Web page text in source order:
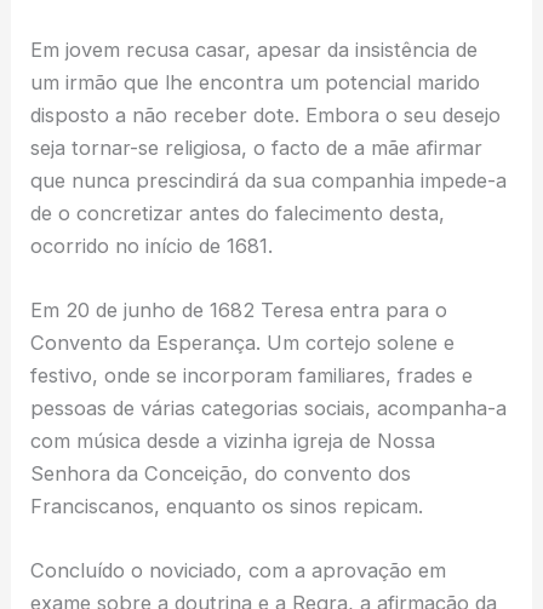
Em jovem recusa casar, apesar da insistência de
um irmão que lhe encontra um potencial marido
disposto a não receber dote. Embora o seu desejo
seja tornar-se religiosa, o facto de a mãe afirmar
que nunca prescindirá da sua companhia impede-a
de o concretizar antes do falecimento desta,
ocorrido no início de 1681.
Em 20 de junho de 1682 Teresa entra para o
Convento da Esperança. Um cortejo solene e
festivo, onde se incorporam familiares, frades e
pessoas de várias categorias sociais, acompanha-a
com música desde a vizinha igreja de Nossa
Senhora da Conceição, do convento dos
Franciscanos, enquanto os sinos repicam.
Concluído o noviciado, com a aprovação em
exame sobre a doutrina e a Regra, a afirmação da